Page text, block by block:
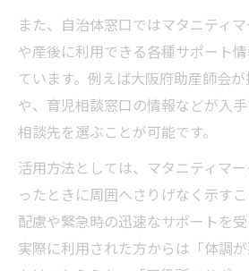
また、自治体窓口ではマタニティ
や産後に利用できる各種サポート
ています。例えば大阪府助産師会
や、育児相談窓口の情報などが入
相談先を選ぶことが可能です。
活用方法としては、マタニティマ
ったときに周囲へさりげなく示す
配慮や緊急時の迅速なサポートを受
実際に利用された方からは「体調